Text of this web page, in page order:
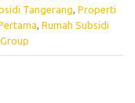
Tangerang, Properti
, Rumah Subsidi